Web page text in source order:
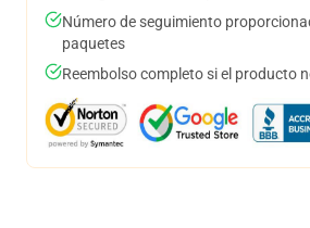
Número de seguimiento
paquetes
Reembolso completo si el producto